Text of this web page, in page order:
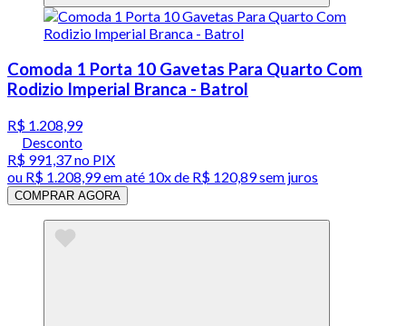
Comoda 1 Porta 10 Gavetas Para Quarto Com
Rodizio Imperial Branca - Batrol
R$ 1.208,99
Desconto
R$ 991,37no PIX
ou R$ 1.208,99em até 10x de R$ 120,89 sem juros
COMPRAR AGORA